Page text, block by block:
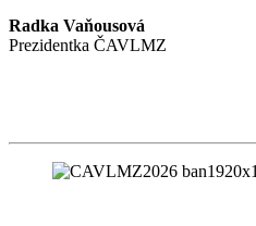
Radka Vaňousová
Prezidentka ČAVLMZ